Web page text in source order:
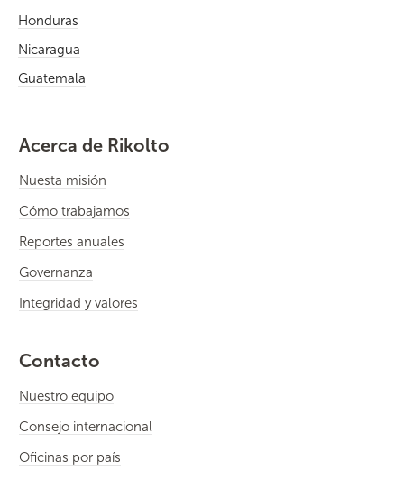
Honduras
Nicaragua
Guatemala
Acerca de Rikolto
Nuesta misión
Cómo trabajamos
Reportes anuales
Governanza
Integridad y valores
Contacto
Nuestro equipo
Consejo internacional
Oficinas por país